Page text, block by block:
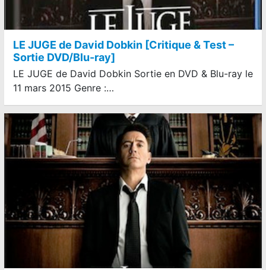
LE JUGE de David Dobkin [Critique & Test –
Sortie DVD/Blu-ray]
LE JUGE de David Dobkin Sortie en DVD & Blu-ray le
11 mars 2015 Genre :…